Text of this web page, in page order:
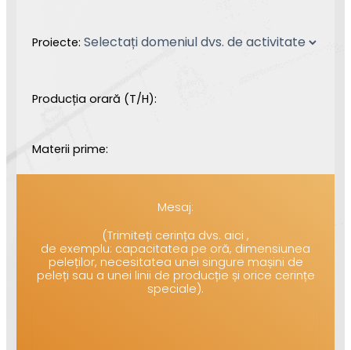
Proiecte:
Producția orară (T/H):
Materii prime:
Mesaj:
(Trimiteți cerința dvs. aici ,
de exemplu: capacitatea pe oră, dimensiunea
peleților, necesitatea unei singure mașini de
peleți sau a unei linii de producție și orice cerințe
speciale).